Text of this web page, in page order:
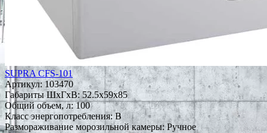
SUPRA CFS-101
Артикул:103470
Габариты ШxГxВ: 52.5x59x85
Общий объем, л: 100
Класс энергопотребления: B
Размораживание морозильной камеры: Ручное